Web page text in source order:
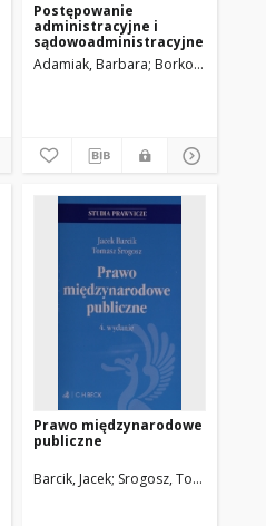
Postępowanie
administracyjne i
sądowoadministracyjne
Adamiak, Barbara Borkowski, Janusz
Prawo międzynarodowe
publiczne
Barcik, Jacek Srogosz, Tomasz